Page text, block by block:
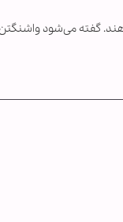
گفته می‌شود